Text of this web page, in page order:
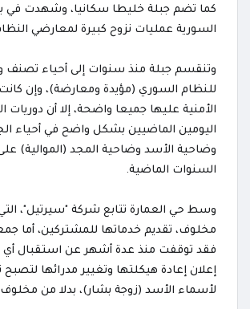
كما تضم جبلة خليطا سكانيا، وشهدت في
السورية عمليات نزوح كبيرة لمعارضي
وتنقسم جبلة منذ سنوات إلى أحياء تصنف
للنظام السوري (مؤيدة ومعارضة)، وإن
الأمنية عليها جميعا واضحة، إلا أن دوريات
اليومين الماضيين بشكل واضح في أحياء
وضاحية الأسد وضاحية المجد (الموالية)
السنوات الماضية.
وسط حي العمارة تتابع شركة "سيرتيل"،
مخلوف، تقديم خدماتها للمشتركين، أما
فقد توقفت منذ عدة أشهر عن استقبال أي
إعلان إعادة هيكلتها وتغيير مدرائها لتصبح
لأسماء الأسد (زوجة بشار)، بدلا من